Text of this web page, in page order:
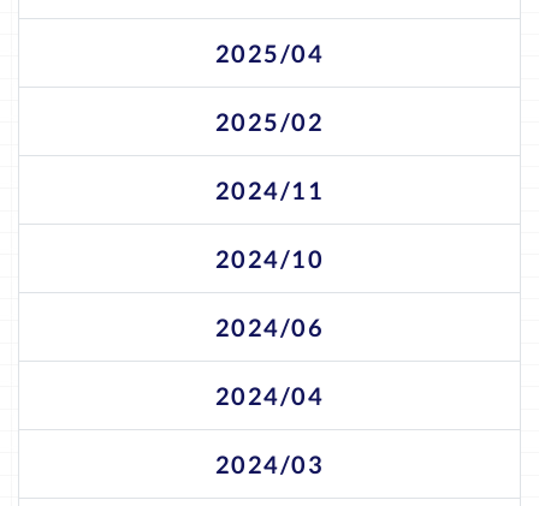
2025/04
2025/02
2024/11
2024/10
2024/06
2024/04
2024/03